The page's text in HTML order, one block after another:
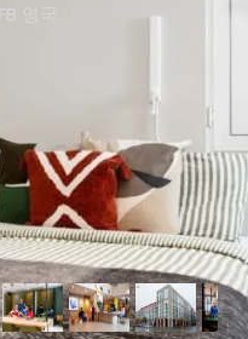
영국